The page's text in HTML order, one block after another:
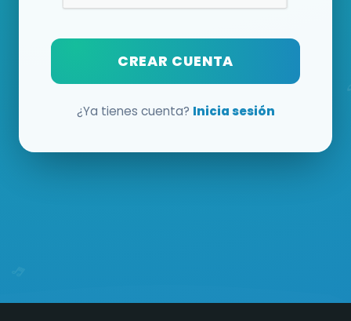
CREAR CUENTA
¿Ya tienes cuenta? Inicia sesión